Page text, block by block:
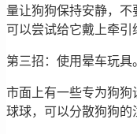
量让狗狗保持安静，不
可以尝试给它戴上牵引
第三招：使用晕车玩具
市面上有一些专为狗
球球，可以分散狗狗的